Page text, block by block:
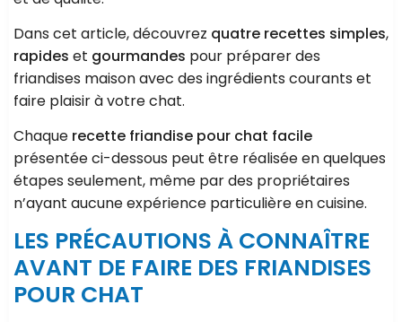
Dans cet article, découvrez quatre recettes simples,
rapides et gourmandes pour préparer des
friandises maison avec des ingrédients courants et
faire plaisir à votre chat.
Chaque recette friandise pour chat facile
présentée ci-dessous peut être réalisée en quelques
étapes seulement, même par des propriétaires
n’ayant aucune expérience particulière en cuisine.
LES PRÉCAUTIONS À CONNAÎTRE
AVANT DE FAIRE DES FRIANDISES
POUR CHAT